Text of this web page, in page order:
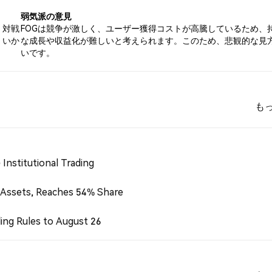
対戦
いか
弱気派の意見
FOGは競争が激しく、ユーザー獲得コストが高騰しているため、
な成長や収益化が難しいと考えられます。このため、悲観的な見
いです。
も
Institutional Trading
Reaches 54% Share
Rules to August 26